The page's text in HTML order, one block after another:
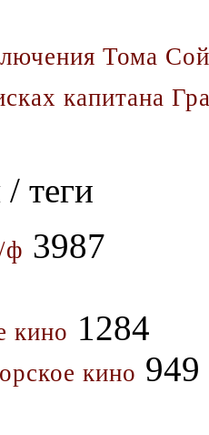
Тома
капитана
теги
ф 3987
кино 1284
кино 949